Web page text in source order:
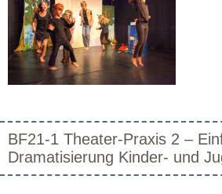
BF21-1 Theater-Praxis 2 –
Dramatisierung Kinder- und